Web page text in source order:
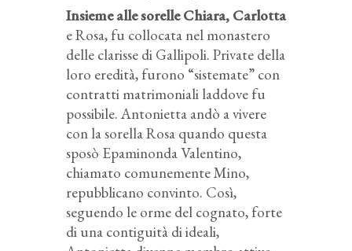
Insieme alle sorelle Chiara, Carlotta
e Rosa, fu collocata nel monastero
delle clarisse di Gallipoli. Private della
loro eredità, furono “sistemate” con
contratti matrimoniali laddove fu
possibile. Antonietta andò a vivere
con la sorella Rosa quando questa
sposò Epaminonda Valentino,
chiamato comunemente Mino,
repubblicano convinto. Così,
seguendo le orme del cognato, forte
di una contiguità di ideali,